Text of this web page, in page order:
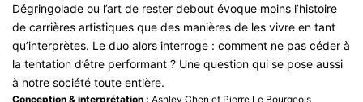
Dégringolade ou l’art de rester debout évoque moins l’histoire
de carrières artistiques que des manières de les vivre en tant
qu’interprètes. Le duo alors interroge : comment ne pas céder à
la tentation d’être performant ? Une question qui se pose aussi
à notre société toute entière.
Conception & interprétation : Ashley Chen et Pierre Le Bourgeois